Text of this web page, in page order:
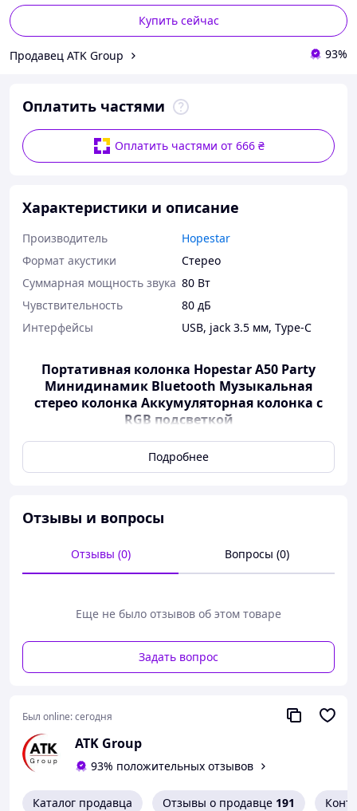
Купить сейчас
Продавец ATK Group 93%
Оплатить частями
Оплатить частями от 666 ₴
Характеристики и описание
Производитель
Hopestar
Формат акустики
Стерео
Суммарная мощность звука 80 Вт
Чувствительность
80 дБ
Интерфейсы
USB, jack 3.5 мм, Type-C
Портативная колонка Hopestar A50 Party
Минидинамик Bluetooth Музыкальная
стерео колонка Аккумуляторная колонка с
RGB подсветкой
Hopestar A60 Party -это идеальное сочетание
мобильности и взрывного звука. Благодаря суммарной
мощности 80 Вт и системе из двух активных динамиков
ожидаешь от гораздо более крупных систем. Функция
частоты, делая каждый бит ощутимым физически.
Подробнее
Отзывы и вопросы
Отзывы (0) Вопросы (0)
Еще не было отзывов об этом товаре
Задать вопрос
Был online:сегодня
ATK Group
93% положительных отзывов
Каталог продавца Отзывы о продавце 191